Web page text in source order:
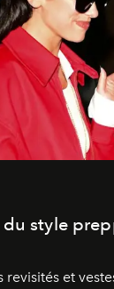
style
revisités et